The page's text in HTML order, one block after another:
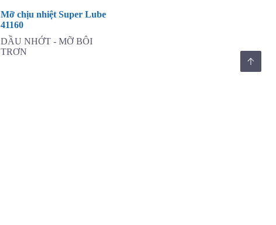
Mỡ chịu nhiệt Super Lube
41160
DẦU NHỚT - MỠ BÔI
TRƠN